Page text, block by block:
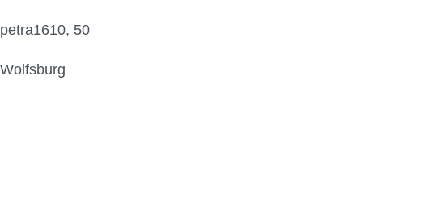
petra1610, 50
Wolfsburg